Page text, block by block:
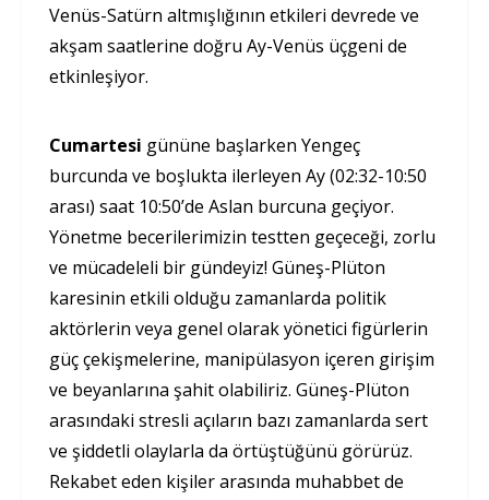
Venüs-Satürn altmışlığının etkileri devrede ve
akşam saatlerine doğru Ay-Venüs üçgeni de
etkinleşiyor.
Cumartesi gününe başlarken Yengeç
burcunda ve boşlukta ilerleyen Ay (02:32-10:50
arası) saat 10:50’de Aslan burcuna geçiyor.
Yönetme becerilerimizin testten geçeceği, zorlu
ve mücadeleli bir gündeyiz! Güneş-Plüton
karesinin etkili olduğu zamanlarda politik
aktörlerin veya genel olarak yönetici figürlerin
güç çekişmelerine, manipülasyon içeren girişim
ve beyanlarına şahit olabiliriz. Güneş-Plüton
arasındaki stresli açıların bazı zamanlarda sert
ve şiddetli olaylarla da örtüştüğünü görürüz.
Rekabet eden kişiler arasında muhabbet de